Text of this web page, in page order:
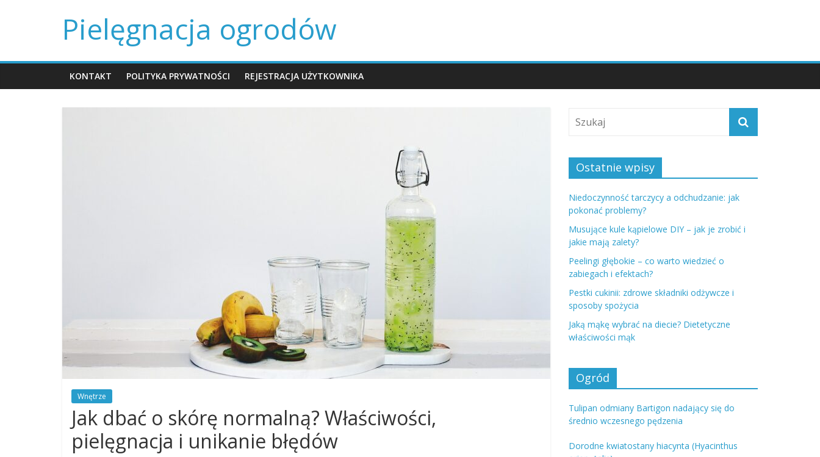
Pielęgnacja ogrodów
KONTAKT POLITYKA PRYWATNOŚCI REJESTRACJA UŻYTKOWNIKA
Wnętrze
Jak dbać o skórę normalną? Właściwości,
pielęgnacja i unikanie błędów
Ostatnie wpisy
Niedoczynność tarczycy a odchudzanie: jak
pokonać problemy?
Musujące kule kąpielowe DIY – jak je zrobić i
jakie mają zalety?
Peelingi głębokie – co warto wiedzieć o
zabiegach i efektach?
Pestki cukinii: zdrowe składniki odżywcze i
sposoby spożycia
Jaką mąkę wybrać na diecie? Dietetyczne
właściwości mąk
Ogród
Tulipan odmiany Bartigon nadający się do
średnio wczesnego pędzenia
Dorodne kwiatostany hiacynta (Hyacinthus